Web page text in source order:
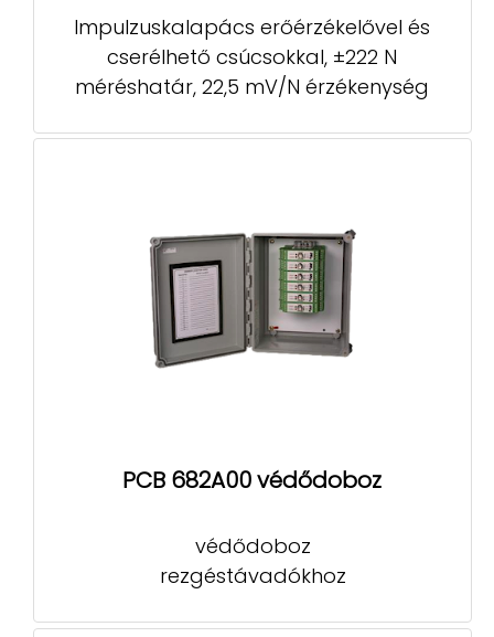
Impulzuskalapács erőérzékelővel és
cserélhető csúcsokkal, ±222 N
méréshatár, 22,5 mV/N érzékenység
PCB 682A00 védődoboz
védődoboz
rezgéstávadókhoz